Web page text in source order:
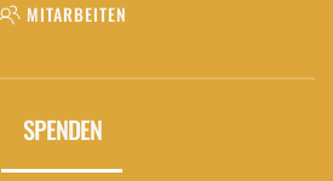
MITARBEITEN
SPENDEN